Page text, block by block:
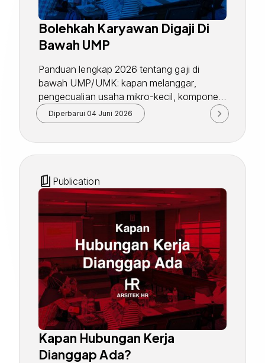
Bolehkah Karyawan Digaji Di
Bawah UMP
Panduan lengkap 2026 tentang gaji di
bawah UMP/UMK: kapan melanggar,
pengecualian usaha mikro-kecil, komponen
upah, risiko pidana, simulasi kekurangan
upah, dan langkah koreksi.
Diperbarui 04 Juni 2026
Publication
Kapan Hubungan Kerja
Dianggap Ada?